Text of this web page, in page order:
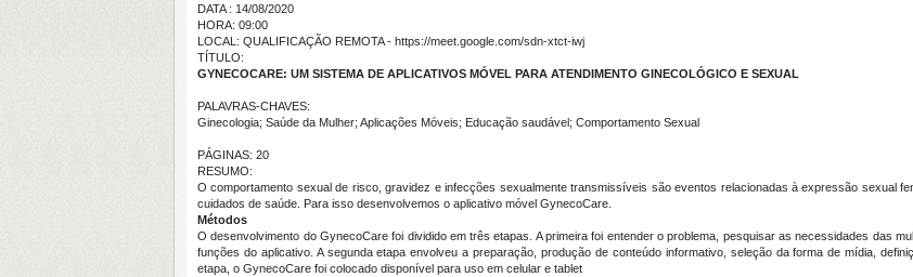
DATA : 14/08/2020
HORA: 09:00
LOCAL: QUALIFICAÇÃO REMOTA - https://meet.google.com/sdn-xtct-iwj
TÍTULO:
GYNECOCARE: UM SISTEMA DE APLICATIVOS MÓVEL PARA ATENDIMENTO GINECOLÓGICO E SEXUAL
PALAVRAS-CHAVES:
Ginecologia; Saúde da Mulher; Aplicações Móveis; Educação saudável; Comportamento Sexual
PÁGINAS: 20
RESUMO:
O comportamento sexual de risco, gravidez e infecções sexualmente transmissíveis são eventos relacionadas à expressão sexual
cuidados de saúde. Para isso desenvolvemos o aplicativo móvel GynecoCare.
Métodos
O desenvolvimento do GynecoCare foi dividido em três etapas. A primeira foi entender o problema, pesquisar as necessidades das
funções do aplicativo. A segunda etapa envolveu a preparação, produção de conteúdo informativo, seleção da forma de mídia,
etapa, o GynecoCare foi colocado disponível para uso em celular e tablet